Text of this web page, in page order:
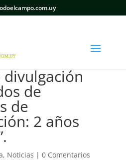
divulgación
de
de
2 años
, Noticias | 0 Comentarios